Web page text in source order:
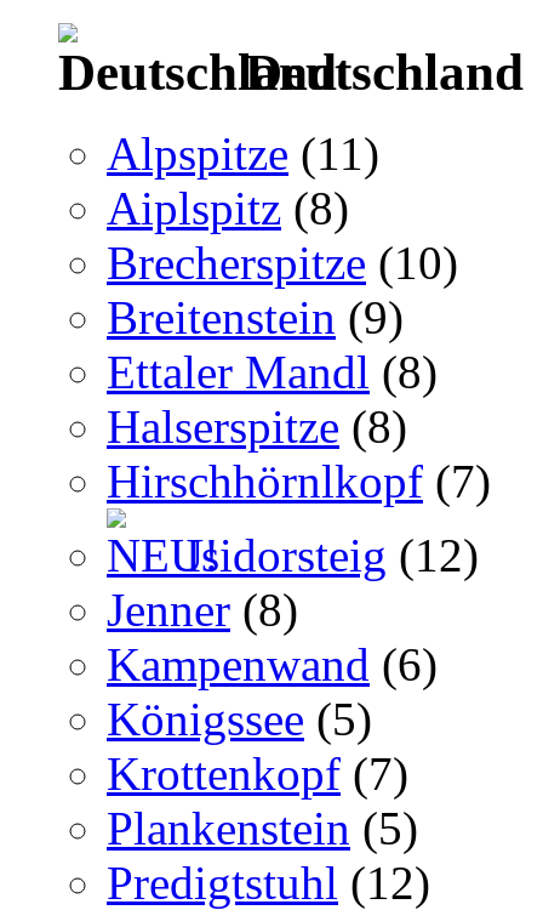
Deutschland
Alpspitze (11)
Aiplspitz (8)
Brecherspitze (10)
Breitenstein (9)
Ettaler Mandl (8)
Halserspitze (8)
Hirschhörnlkopf (7)
Isidorsteig (12)
Jenner (8)
Kampenwand (6)
Königssee (5)
Krottenkopf (7)
Plankenstein (5)
Predigtstuhl (12)